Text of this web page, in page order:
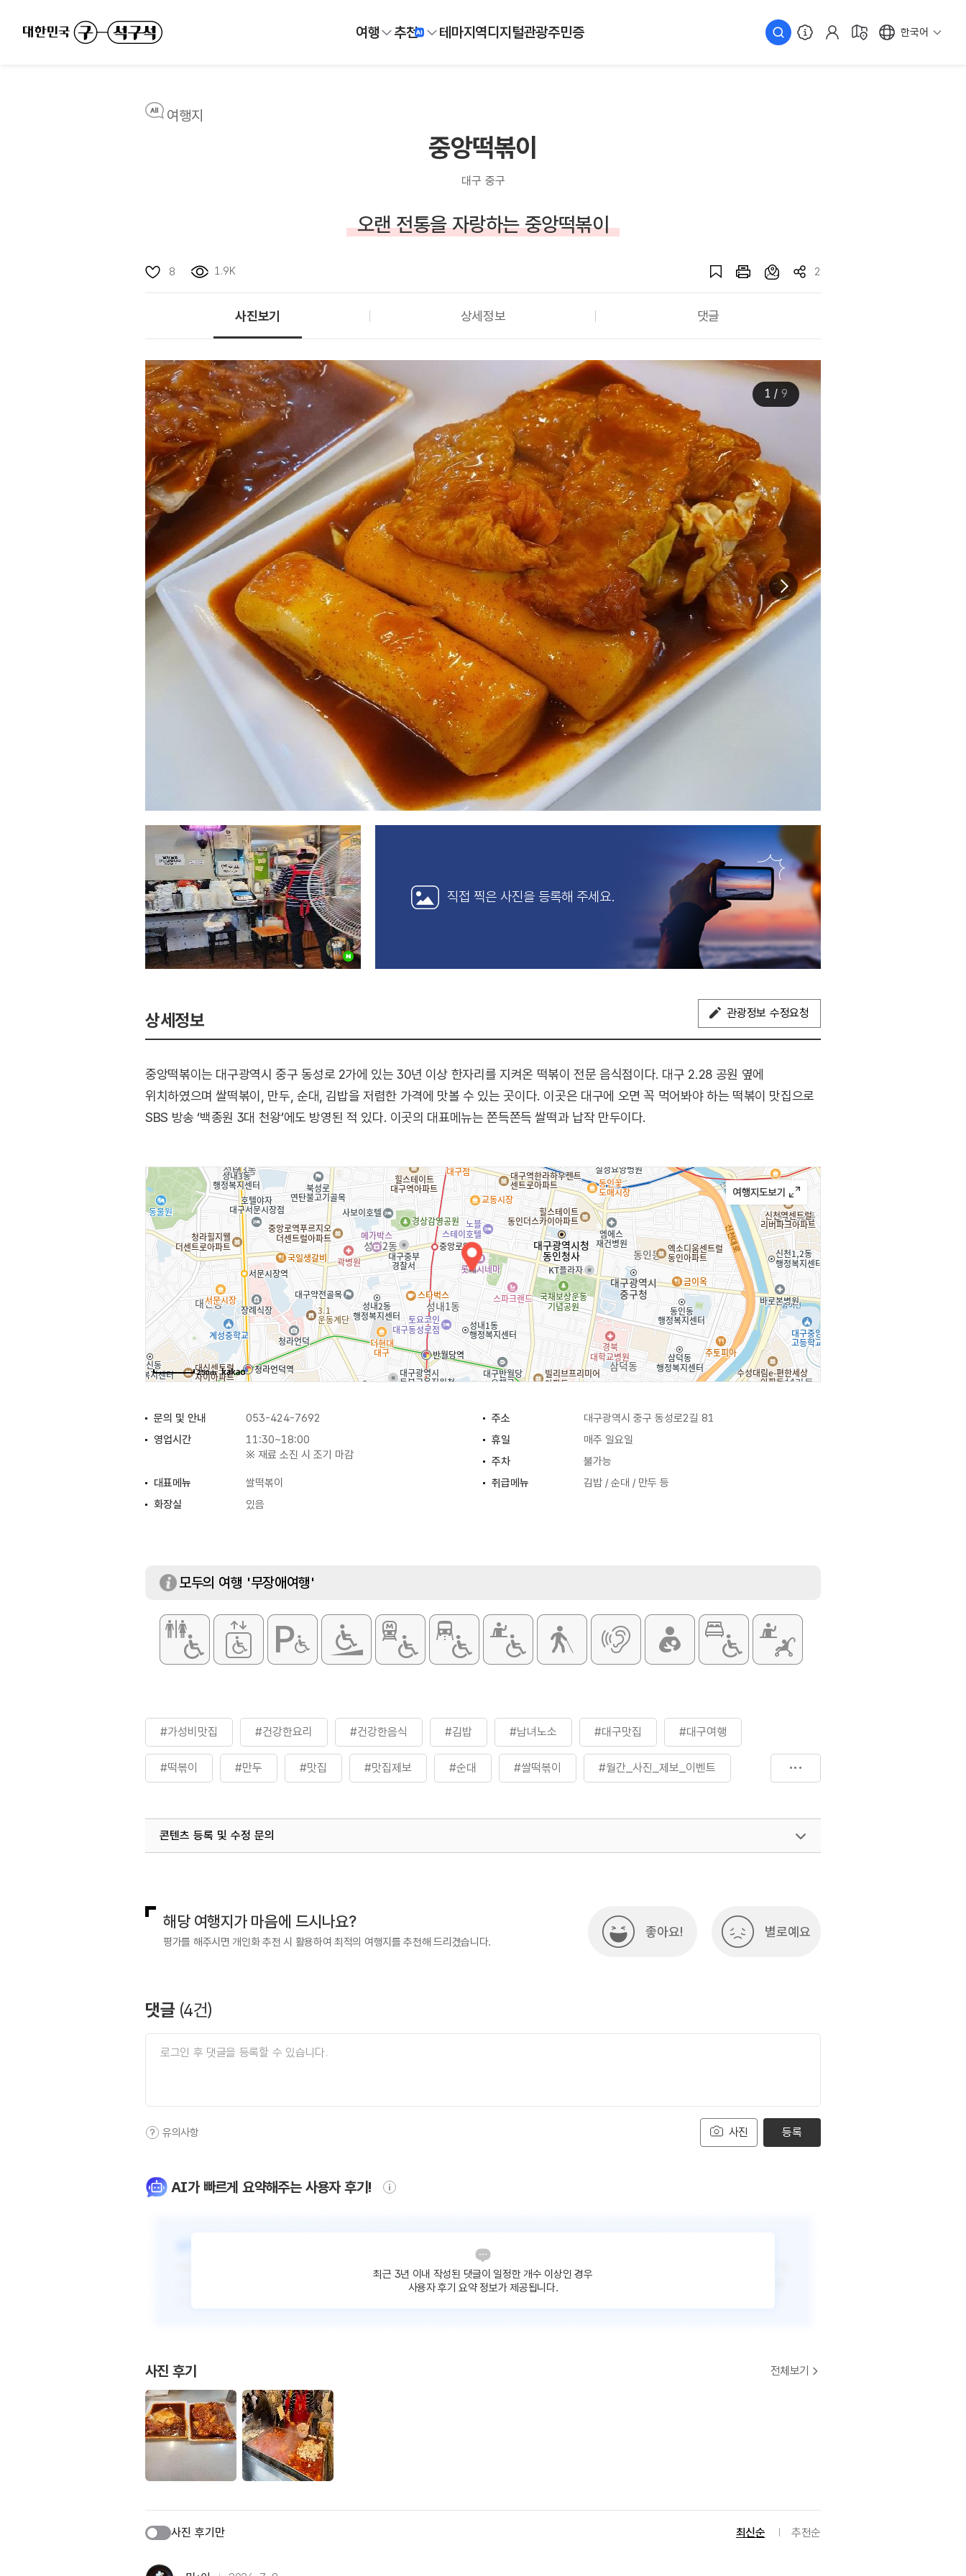
여행 추천 테마지역디지털관광주민증 한국어
여행지
중앙떡볶이
대구 중구
오랜 전통을 자랑하는 중앙떡볶이
8 1.9K 2
사진보기 상세정보 댓글
1 / 9
직접 찍은 사진을등록해 주세요.
상세정보 관광정보 수정요청
중앙떡볶이는 대구광역시 중구 동성로 2가에 있는 30년 이상 한자리를 지켜온 떡볶이 전문 음식점이다. 대구 2.28 공원 옆에
위치하였으며 쌀떡볶이, 만두, 순대, 김밥을 저렴한 가격에 맛볼 수 있는 곳이다. 이곳은 대구에 오면 꼭 먹어봐야 하는 떡볶이 맛집으로
SBS 방송 ‘백종원 3대 천왕’에도 방영된 적 있다. 이곳의 대표메뉴는 쫀득쫀득 쌀떡과 납작 만두이다.
250m
문의 및 안내 053-424-7692 주소
대구광역시 중구 동성로2길 81
영업시간
11:30~18:00
※ 재료 소진 시 조기 마감
휴일
매주 일요일
주차
불가능
대표메뉴
쌀떡볶이 취급메뉴
김밥 / 순대 / 만두 등
화장실
있음
모두의 여행 '무장애여행'
#가성비맛집 #건강한요리 #건강한음식 #김밥 #남녀노소 #대구맛집 #대구여행
#떡볶이 #만두 #맛집 #맛집제보 #순대 #쌀떡볶이 #월간_사진_제보_이벤트
콘텐츠 등록 및 수정 문의
해당 여행지가 마음에 드시나요?
평가를 해주시면 개인화 추천 시 활용하여 최적의 여행지를 추천해 드리겠습니다.
좋아요! 별로예요
댓글 (4건)
사진
유의사항 등록
AI가 빠르게 요약해주는 사용자 후기!
최근 3년 이내 작성된 댓글이 일정한 개수 이상인 경우
사용자 후기 요약 정보가 제공됩니다.
사진 후기 전체보기
사진 후기만 최신순 추천순